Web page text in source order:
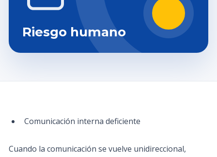
Riesgo humano
Comunicación interna deficiente
Cuando la comunicación se vuelve unidireccional,